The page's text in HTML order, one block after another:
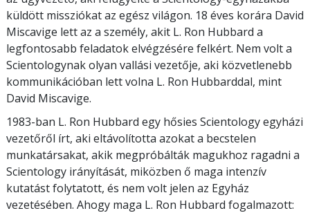
küldött missziókat az egész világon. 18 éves korára David
Miscavige lett az a személy, akit L. Ron Hubbard a
legfontosabb feladatok elvégzésére felkért. Nem volt a
Scientologynak olyan vallási vezetője, aki közvetlenebb
kommunikációban lett volna L. Ron Hubbarddal, mint
David Miscavige.
1983-ban L. Ron Hubbard egy hősies Scientology egyházi
vezetőről írt, aki eltávolította azokat a becstelen
munkatársakat, akik megpróbálták magukhoz ragadni a
Scientology irányítását, miközben ő maga intenzív
kutatást folytatott, és nem volt jelen az Egyház
vezetésében. Ahogy maga L. Ron Hubbard fogalmazott: